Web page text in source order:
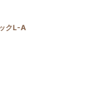
クL-A